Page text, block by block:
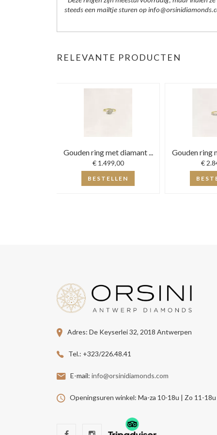
steeds een mailtje sturen op
RELEVANTE PRODUCTEN
Gouden ring met diamant ...
€ 1.499,00
BESTELLEN
Gouden ring
€
Adres: De Keyserlei 32, 2018 Antwerpen
Tel.: +323/226.48.41
E-mail: info@orsinidiamonds.com
Openingsuren winkel: Ma-za 10-18u | Zo 11-18u